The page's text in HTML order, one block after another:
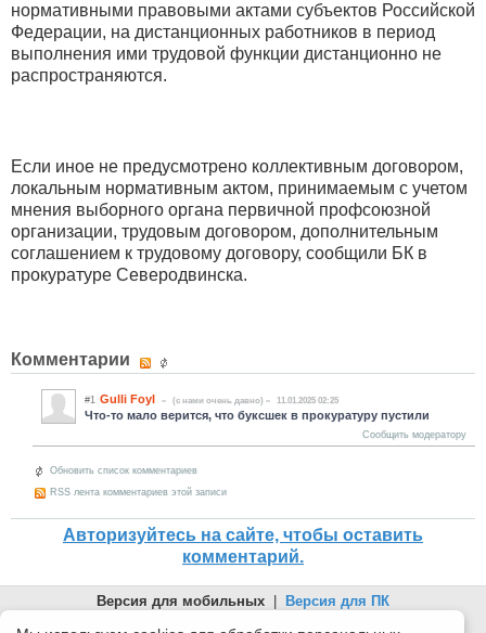
нормативными правовыми актами субъектов Российской
Федерации, на дистанционных работников в период
выполнения ими трудовой функции дистанционно не
распространяются.
Если иное не предусмотрено коллективным договором,
локальным нормативным актом, принимаемым с учетом
мнения выборного органа первичной профсоюзной
организации, трудовым договором, дополнительным
соглашением к трудовому договору, сообщили БК в
прокуратуре Северодвинска.
Комментарии
#1 Gulli Foyl (c нами очень давно) 11.01.2025 02:25
Что-то мало верится, что буксшек в прокуратуру пустили
Сообщить модератору
Обновить список комментариев
RSS лента комментариев этой записи
Авторизуйтесь на сайте, чтобы оставить
комментарий.
Версия для мобильных
Версия для ПК